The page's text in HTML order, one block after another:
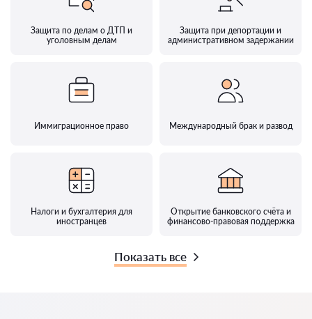
Защита по делам о ДТП и
уголовным делам
Защита при депортации и
административном задержании
Иммиграционное право Международный брак и развод
Налоги и бухгалтерия для
иностранцев
Открытие банковского счёта и
финансово-правовая поддержка
Показать все